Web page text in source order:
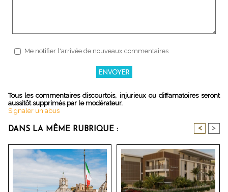
Me notifier l'arrivée de nouveaux commentaires
Tous les commentaires discourtois, injurieux ou diffamatoires seront
aussitôt supprimés par le modérateur.
Signaler un abus
DANS LA MÊME RUBRIQUE : < >